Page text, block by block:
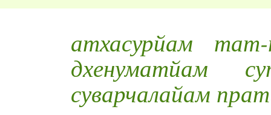
атхасурйам
дхенуматйам
суварчалайам